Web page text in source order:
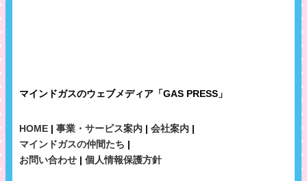
マインドガスのウェブメディア「GAS PRESS」
HOME | 事業・サービス案内 | 会社案内 |
マインドガスの仲間たち |
お問い合わせ | 個人情報保護方針